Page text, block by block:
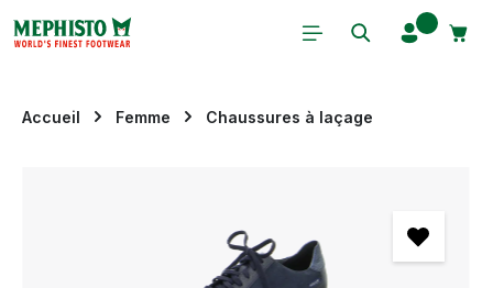
Passer au contenu principal
Accueil Femme Chaussures à laçage